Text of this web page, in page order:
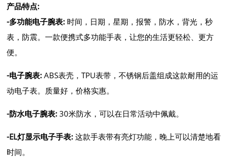
产品特点:
-多功能电子腕表: 时间，日期，星期，报警，防水，背光，秒
表，防震。一款便携式多功能手表，让您的生活更轻松、更方
便。
-电子腕表: ABS表壳，TPU表带，不锈钢后盖组成这款耐用的运
动电子表。质量好，价格实惠。
-防水电子腕表:30米防水，可以在日常活动中佩戴。
-EL灯显示电子手表: 这款手表带有亮灯功能，晚上可以清楚地看
时间。